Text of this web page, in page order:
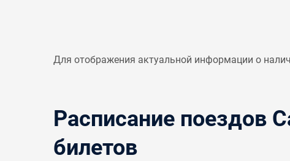
Для отображения актуальной информации о
Расписание поездов
билетов